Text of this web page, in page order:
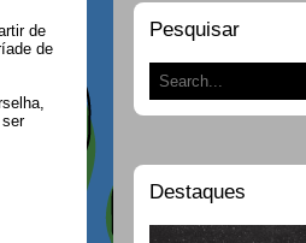
de
de
Pesquisar
Destaques